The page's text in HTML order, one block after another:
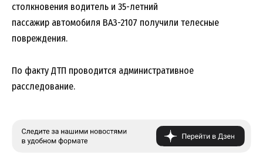
столкновения водитель и 35-летний
пассажир автомобиля ВАЗ-2107 получили телесные
повреждения.
По факту ДТП проводится административное
расследование.